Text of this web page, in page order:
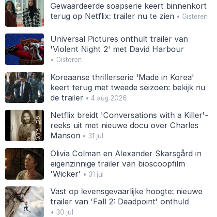
Gewaardeerde soapserie keert binnenkort
terug op Netflix: trailer nu te zien• Gisteren
Universal Pictures onthult trailer van
'Violent Night 2' met David Harbour
• Gisteren
Koreaanse thrillerserie 'Made in Korea'
keert terug met tweede seizoen: bekijk nu
de trailer• 4 aug 2026
Netflix breidt 'Conversations with a Killer'-
reeks uit met nieuwe docu over Charles
Manson• 31 jul
Olivia Colman en Alexander Skarsgård in
eigenzinnige trailer van bioscoopfilm
'Wicker' • 31 jul
Vast op levensgevaarlijke hoogte: nieuwe
trailer van 'Fall 2: Deadpoint' onthuld
• 30 jul